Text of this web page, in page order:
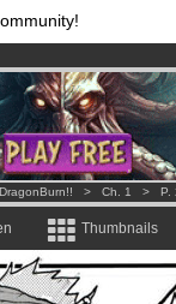
& mangas!.
month !Get membership
DragonBurn!! > Ch. 1 > P.
Thumbnails